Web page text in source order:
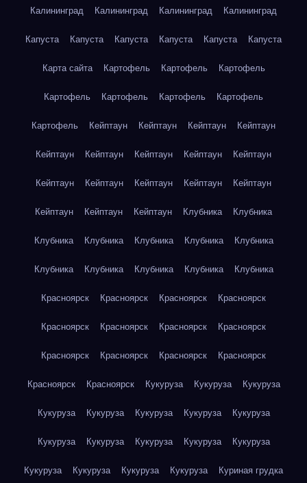
Калининград Калининград Калининград Калининград
Капуста Капуста Капуста Капуста Капуста Капуста
Карта сайта Картофель Картофель Картофель
Картофель Картофель Картофель Картофель
Картофель Кейптаун Кейптаун Кейптаун Кейптаун
Кейптаун Кейптаун Кейптаун Кейптаун Кейптаун
Кейптаун Кейптаун Кейптаун Кейптаун Кейптаун
Кейптаун Кейптаун Кейптаун Клубника Клубника
Клубника Клубника Клубника Клубника Клубника
Клубника Клубника Клубника Клубника Клубника
Красноярск Красноярск Красноярск Красноярск
Красноярск Красноярск Красноярск Красноярск
Красноярск Красноярск Красноярск Красноярск
Красноярск Красноярск Кукуруза Кукуруза Кукуруза
Кукуруза Кукуруза Кукуруза Кукуруза Кукуруза
Кукуруза Кукуруза Кукуруза Кукуруза Кукуруза
Кукуруза Кукуруза Кукуруза Кукуруза Куриная грудка